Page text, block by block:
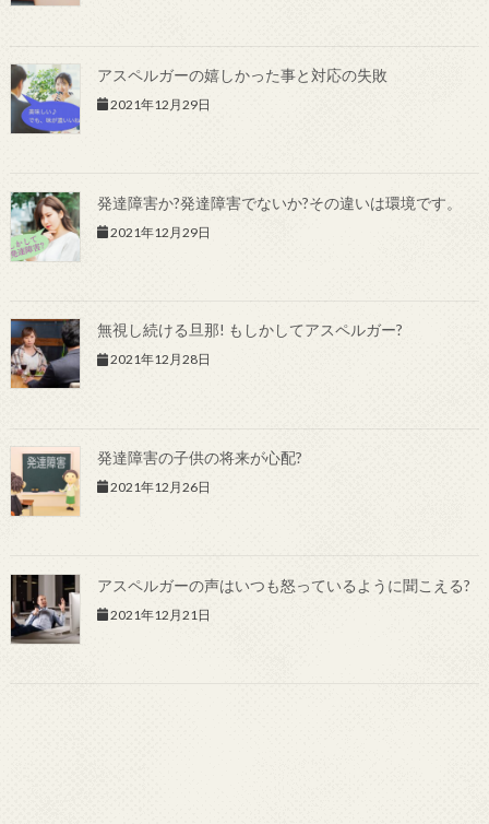
アスペルガーの嬉しかった事と対応の失敗
2021年12月29日
発達障害か?発達障害でないか?その違いは環境です。
2021年12月29日
無視し続ける旦那! もしかしてアスペルガー?
2021年12月28日
発達障害の子供の将来が心配?
2021年12月26日
アスペルガーの声はいつも怒っているように聞こえる?
2021年12月21日